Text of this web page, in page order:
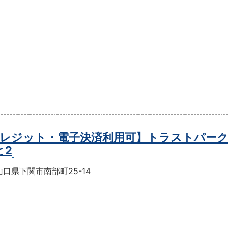
ジット・電子決済利用可】トラストパー
2
口県下関市南部町25-14